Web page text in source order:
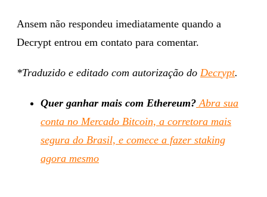
Ansem não respondeu imediatamente quando a
Decrypt entrou em contato para comentar.
*Traduzido e editado com autorização do Decrypt.
Quer ganhar mais com Ethereum? Abra sua
conta no Mercado Bitcoin, a corretora mais
segura do Brasil, e comece a fazer staking
agora mesmo